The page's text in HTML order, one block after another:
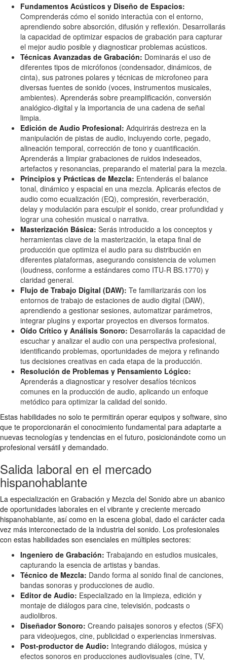
Fundamentos Acústicos y Diseño de Espacios:
Comprenderás cómo el sonido interactúa con el entorno,
aprendiendo sobre absorción, difusión y reflexión. Desarrollarás
la capacidad de optimizar espacios de grabación para capturar
el mejor audio posible y diagnosticar problemas acústicos.
Técnicas Avanzadas de Grabación: Dominarás el uso de
diferentes tipos de micrófonos (condensador, dinámicos, de
cinta), sus patrones polares y técnicas de microfoneo para
diversas fuentes de sonido (voces, instrumentos musicales,
ambientes). Aprenderás sobre preamplificación, conversión
analógico-digital y la importancia de una cadena de señal
limpia.
Edición de Audio Profesional: Adquirirás destreza en la
manipulación de pistas de audio, incluyendo corte, pegado,
alineación temporal, corrección de tono y cuantificación.
Aprenderás a limpiar grabaciones de ruidos indeseados,
artefactos y resonancias, preparando el material para la mezcla.
Principios y Prácticas de Mezcla: Entenderás el balance
tonal, dinámico y espacial en una mezcla. Aplicarás efectos de
audio como ecualización (EQ), compresión, reverberación,
delay y modulación para esculpir el sonido, crear profundidad y
lograr una cohesión musical o narrativa.
Masterización Básica: Serás introducido a los conceptos y
herramientas clave de la masterización, la etapa final de
producción que optimiza el audio para su distribución en
diferentes plataformas, asegurando consistencia de volumen
(loudness, conforme a estándares como ITU-R BS.1770) y
claridad general.
Flujo de Trabajo Digital (DAW): Te familiarizarás con los
entornos de trabajo de estaciones de audio digital (DAW),
aprendiendo a gestionar sesiones, automatizar parámetros,
integrar plugins y exportar proyectos en diversos formatos.
Oído Crítico y Análisis Sonoro: Desarrollarás la capacidad de
escuchar y analizar el audio con una perspectiva profesional,
identificando problemas, oportunidades de mejora y refinando
tus decisiones creativas en cada etapa de la producción.
Resolución de Problemas y Pensamiento Lógico:
Aprenderás a diagnosticar y resolver desafíos técnicos
comunes en la producción de audio, aplicando un enfoque
metódico para optimizar la calidad del sonido.
Estas habilidades no solo te permitirán operar equipos y software, sino
que te proporcionarán el conocimiento fundamental para adaptarte a
nuevas tecnologías y tendencias en el futuro, posicionándote como un
profesional versátil y demandado.
Salida laboral en el mercado
hispanohablante
La especialización en Grabación y Mezcla del Sonido abre un abanico
de oportunidades laborales en el vibrante y creciente mercado
hispanohablante, así como en la escena global, dado el carácter cada
vez más interconectado de la industria del sonido. Los profesionales
con estas habilidades son esenciales en múltiples sectores:
Ingeniero de Grabación: Trabajando en estudios musicales,
capturando la esencia de artistas y bandas.
Técnico de Mezcla: Dando forma al sonido final de canciones,
bandas sonoras y producciones de audio.
Editor de Audio: Especializado en la limpieza, edición y
montaje de diálogos para cine, televisión, podcasts o
audiolibros.
Diseñador Sonoro: Creando paisajes sonoros y efectos (SFX)
para videojuegos, cine, publicidad o experiencias inmersivas.
Post-productor de Audio: Integrando diálogos, música y
efectos sonoros en producciones audiovisuales (cine, TV,